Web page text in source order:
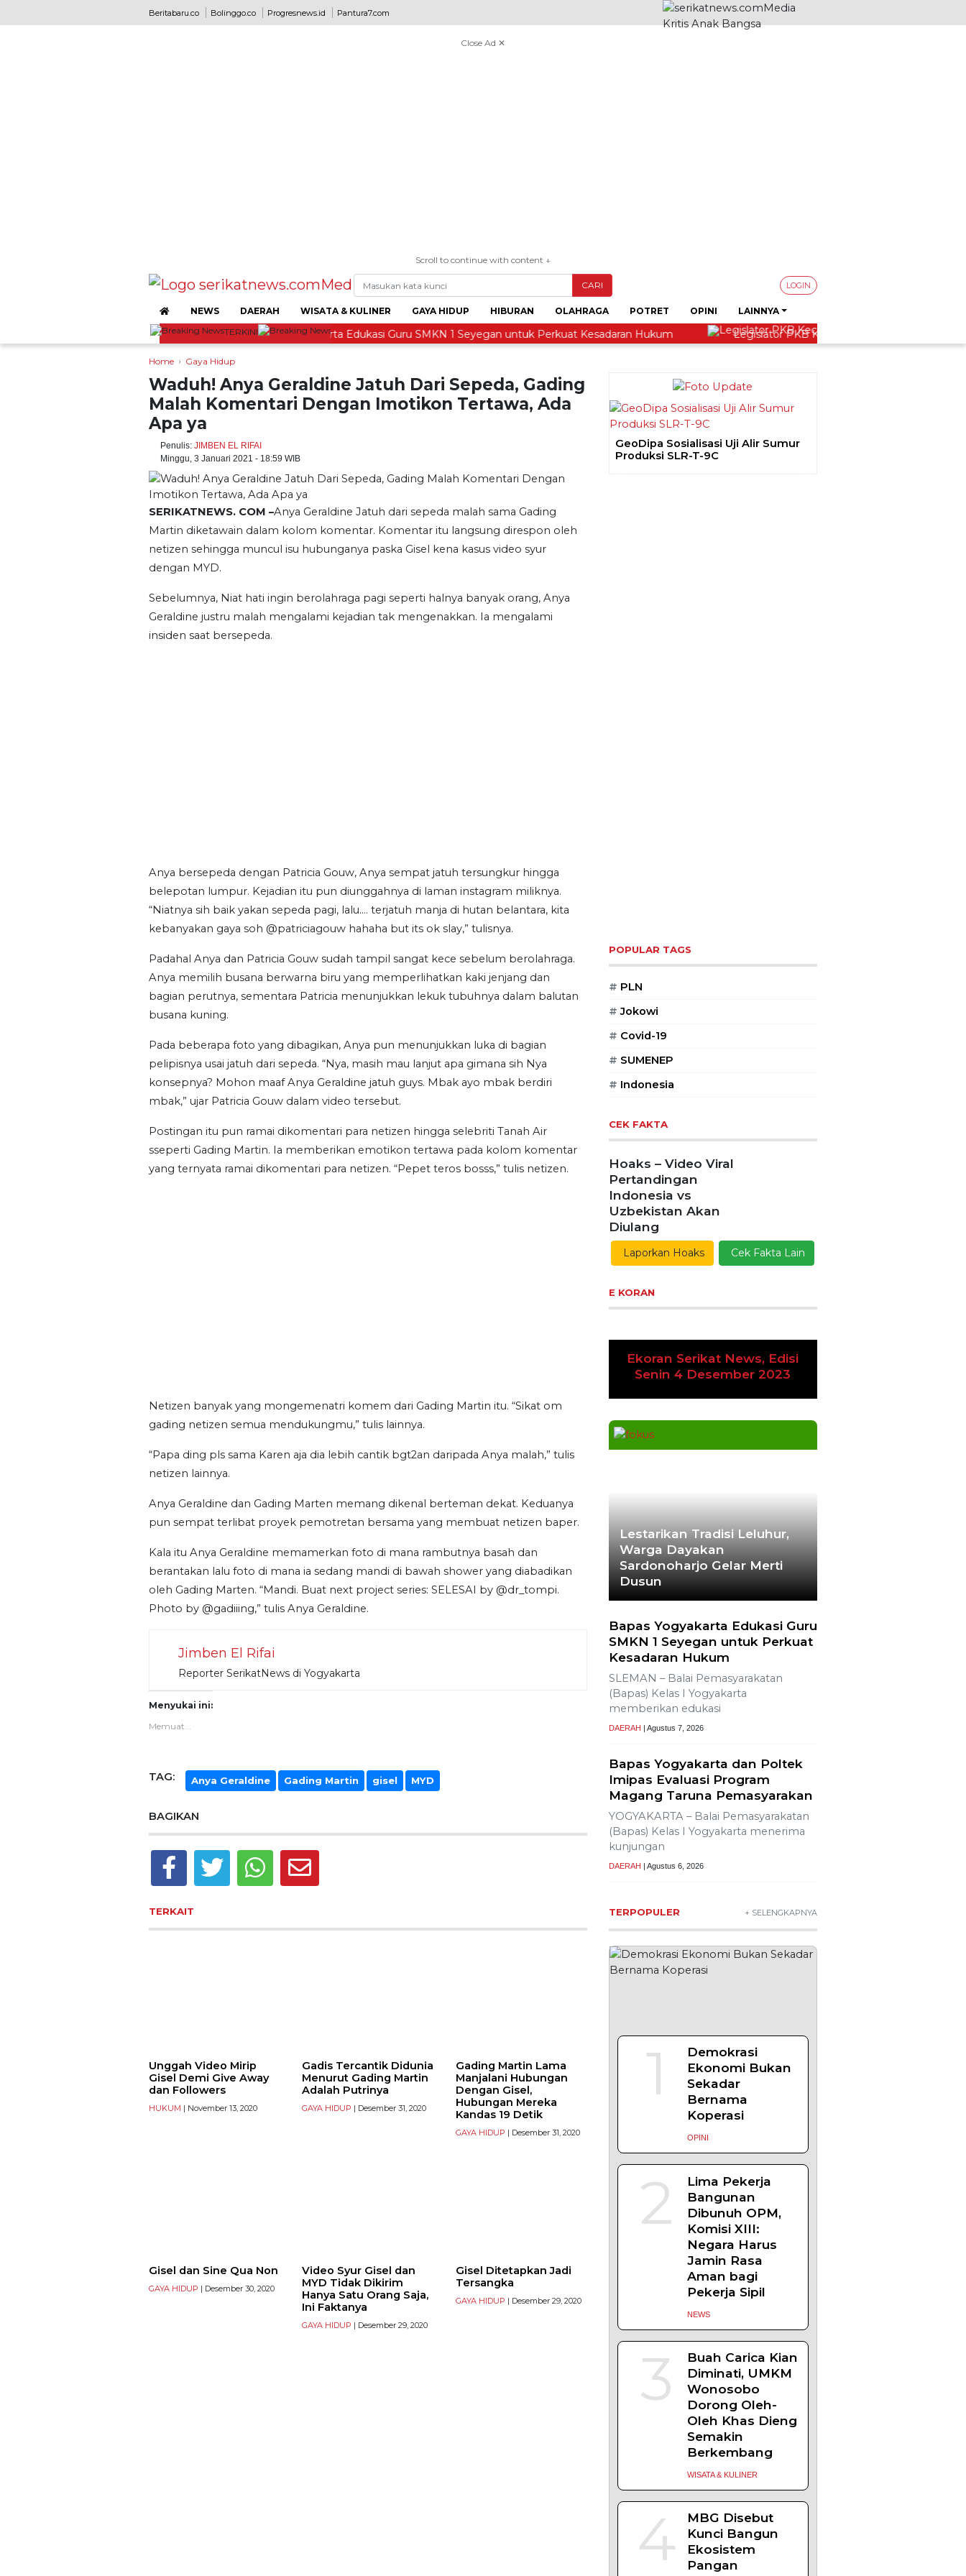
Beritabaru.co Bolinggo.co Progresnews.id Pantura7.com
Close Ad ✕
Scroll to continue with content ↓
CARI LOGIN
NEWS DAERAH WISATA & KULINER GAYA HIDUP HIBURAN OLAHRAGA POTRET OPINI
LAINNYA
TERKINI
Sardonoharjo Gelar Merti Dusun Bapas Yogyakarta Edukasi Guru SMKN 1 Seyegan untuk Perkuat Kesadaran Hukum Legislator PKB Kecam Aksi Nirempati Nakes ke
Home Gaya Hidup
Waduh! Anya Geraldine Jatuh Dari Sepeda, Gading
Malah Komentari Dengan Imotikon Tertawa, Ada
Apa ya
Penulis: JIMBEN EL RIFAI
Minggu, 3 Januari 2021 - 18:59 WIB
SERIKATNEWS. COM –Anya Geraldine Jatuh dari sepeda malah sama Gading
Martin diketawain dalam kolom komentar. Komentar itu langsung direspon oleh
netizen sehingga muncul isu hubunganya paska Gisel kena kasus video syur
dengan MYD.
Sebelumnya, Niat hati ingin berolahraga pagi seperti halnya banyak orang, Anya
Geraldine justru malah mengalami kejadian tak mengenakkan. Ia mengalami
insiden saat bersepeda.
Anya bersepeda dengan Patricia Gouw, Anya sempat jatuh tersungkur hingga
belepotan lumpur. Kejadian itu pun diunggahnya di laman instagram miliknya.
“Niatnya sih baik yakan sepeda pagi, lalu…. terjatuh manja di hutan belantara, kita
kebanyakan gaya soh @patriciagouw hahaha but its ok slay,” tulisnya.
Padahal Anya dan Patricia Gouw sudah tampil sangat kece sebelum berolahraga.
Anya memilih busana berwarna biru yang memperlihatkan kaki jenjang dan
bagian perutnya, sementara Patricia menunjukkan lekuk tubuhnya dalam balutan
busana kuning.
Pada beberapa foto yang dibagikan, Anya pun menunjukkan luka di bagian
pelipisnya usai jatuh dari sepeda. “Nya, masih mau lanjut apa gimana sih Nya
konsepnya? Mohon maaf Anya Geraldine jatuh guys. Mbak ayo mbak berdiri
mbak,” ujar Patricia Gouw dalam video tersebut.
Postingan itu pun ramai dikomentari para netizen hingga selebriti Tanah Air
sseperti Gading Martin. Ia memberikan emotikon tertawa pada kolom komentar
yang ternyata ramai dikomentari para netizen. “Pepet teros bosss,” tulis netizen.
Netizen banyak yang mongemenatri komem dari Gading Martin itu. “Sikat om
gading netizen semua mendukungmu,” tulis lainnya.
“Papa ding pls sama Karen aja dia lebih cantik bgt2an daripada Anya malah,” tulis
netizen lainnya.
Anya Geraldine dan Gading Marten memang dikenal berteman dekat. Keduanya
pun sempat terlibat proyek pemotretan bersama yang membuat netizen baper.
Kala itu Anya Geraldine memamerkan foto di mana rambutnya basah dan
berantakan lalu foto di mana ia sedang mandi di bawah shower yang diabadikan
oleh Gading Marten. “Mandi. Buat next project series: SELESAI by @dr_tompi.
Photo by @gadiiing,” tulis Anya Geraldine.
Jimben El Rifai
Reporter SerikatNews di Yogyakarta
Menyukai ini:
Memuat...
TAG: Anya Geraldine Gading Martin gisel MYD
BAGIKAN
TERKAIT
Unggah Video Mirip
Gisel Demi Give Away
dan Followers
HUKUM | November 13, 2020
Gadis Tercantik Didunia
Menurut Gading Martin
Adalah Putrinya
GAYA HIDUP | Desember 31, 2020
Gading Martin Lama
Manjalani Hubungan
Dengan Gisel,
Hubungan Mereka
Kandas 19 Detik
GAYA HIDUP | Desember 31, 2020
Gisel dan Sine Qua Non
GAYA HIDUP | Desember 30, 2020
Video Syur Gisel dan
MYD Tidak Dikirim
Hanya Satu Orang Saja,
Ini Faktanya
GAYA HIDUP | Desember 29, 2020
Gisel Ditetapkan Jadi
Tersangka
GAYA HIDUP | Desember 29, 2020
GeoDipa Sosialisasi Uji Alir Sumur
Produksi SLR-T-9C
POPULAR TAGS
# PLN
# Jokowi
# Covid-19
# SUMENEP
# Indonesia
CEK FAKTA
Hoaks – Video Viral
Pertandingan
Indonesia vs
Uzbekistan Akan
Diulang
Laporkan Hoaks Cek Fakta Lain
E KORAN
Ekoran Serikat News, Edisi
Senin 4 Desember 2023
Previous
Lestarikan Tradisi Leluhur,
Warga Dayakan
Sardonoharjo Gelar Merti
Dusun
Bapas Yogyakarta Edukasi Guru
SMKN 1 Seyegan untuk Perkuat
Kesadaran Hukum
SLEMAN – Balai Pemasyarakatan
(Bapas) Kelas I Yogyakarta
memberikan edukasi
DAERAH | Agustus 7, 2026
Bapas Yogyakarta dan Poltek
Imipas Evaluasi Program
Magang Taruna Pemasyarakan
YOGYAKARTA – Balai Pemasyarakatan
(Bapas) Kelas I Yogyakarta menerima
kunjungan
DAERAH | Agustus 6, 2026
TERPOPULER + SELENGKAPNYA
1
Demokrasi
Ekonomi Bukan
Sekadar
Bernama
Koperasi
OPINI
2
Lima Pekerja
Bangunan
Dibunuh OPM,
Komisi XIII:
Negara Harus
Jamin Rasa
Aman bagi
Pekerja Sipil
NEWS
3
Buah Carica Kian
Diminati, UMKM
Wonosobo
Dorong Oleh-
Oleh Khas Dieng
Semakin
Berkembang
WISATA & KULINER
4
MBG Disebut
Kunci Bangun
Ekosistem
Pangan